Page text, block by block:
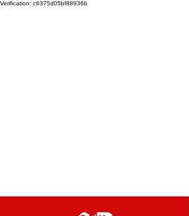
Verification: c6375d05bf88936b